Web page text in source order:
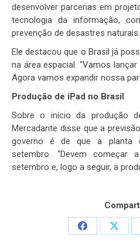
desenvolver parcerias em
tecnologia da informação,
prevenção de desastres naturais.
Ele destacou que o Brasil já
na área espacial. “Vamos
Agora vamos expandir nossa
Produção de iPad no Brasil
Sobre o início da produção
Mercadante disse que a
governo é de que a planta
setembro. “Devem começar
setembro e, logo a seguir, a
Share
Share